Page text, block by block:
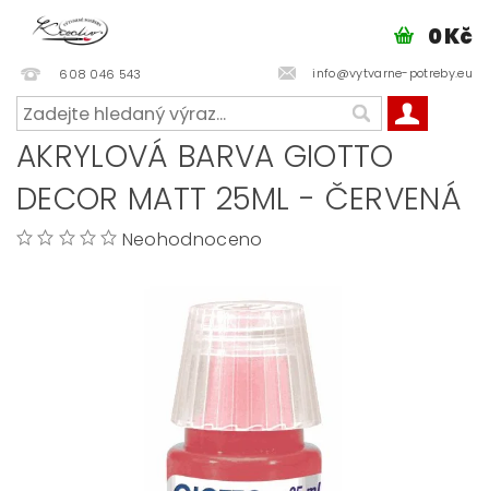
608 046 543 info@vytvarne-potreby.eu
0 Kč
AKRYLOVÁ BARVA GIOTTO
DECOR MATT 25ML - ČERVENÁ
Neohodnoceno